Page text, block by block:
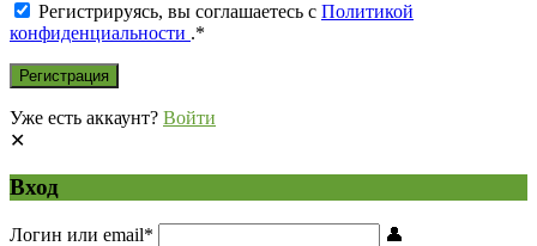
Регистрируясь, вы соглашаетесь с Политикой
конфиденциальности .*
Уже есть аккаунт? Войти
Вход
Логин или email*